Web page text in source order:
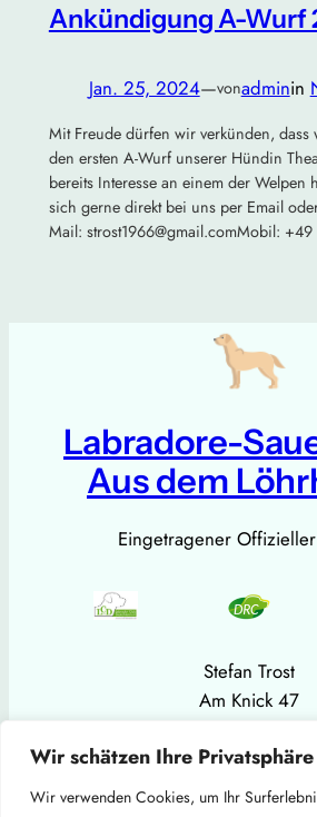
Wir schätzen Ihre Privatsphäre
Wir verwenden Cookies, um Ihr
Ankündigung A-Wurf
Jan. 25, 2024—vonadminin
Mit Freude dürfen wir verkünden,
den ersten A-Wurf unserer Hündin
bereits Interesse an einem der Welpen
sich gerne direkt bei uns per Email
Mail: strost1966@gmail.comMobil: +49
Labradore-
Aus dem
Eingetragener
Stefan Trost
Am Knick 47
59846 Sundern
Mobil: +49 151
E-Mail: